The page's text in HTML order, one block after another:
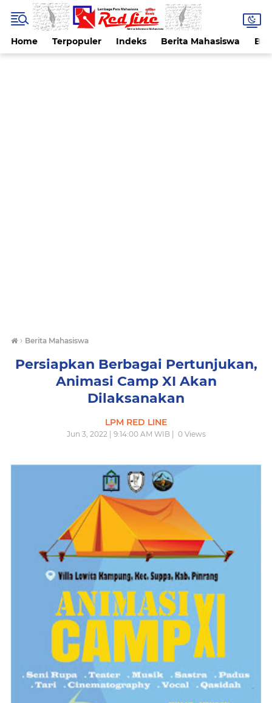
Home Terpopuler Indeks Berita Mahasiswa
› Berita Mahasiswa
Persiapkan Berbagai Pertunjukan,
Animasi Camp XI Akan
Dilaksanakan
LPM RED LINE
Jun 3, 2022 | 9:14:00 AM WIB | 0Views